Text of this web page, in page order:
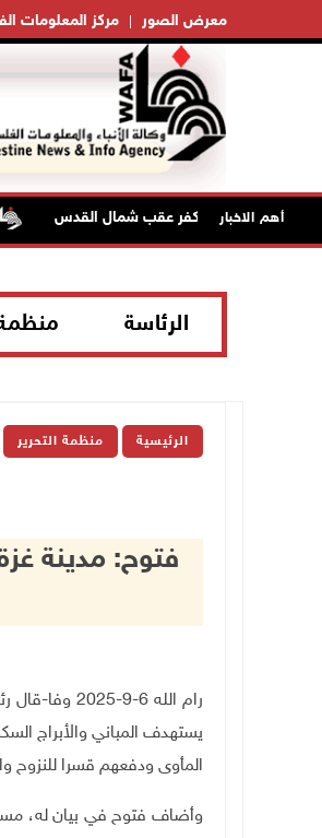
مركز المعلومات معرض الصور
أهم الاخبار
الرئاسة منظمة
الرئيسية منظمة التحرير
فتوح: مدينة
رام الله 6-
يستهدف المباني والأبراج
المأوى ودفعهم قسرا للنزوح
وأضاف فتوح في بيان له،